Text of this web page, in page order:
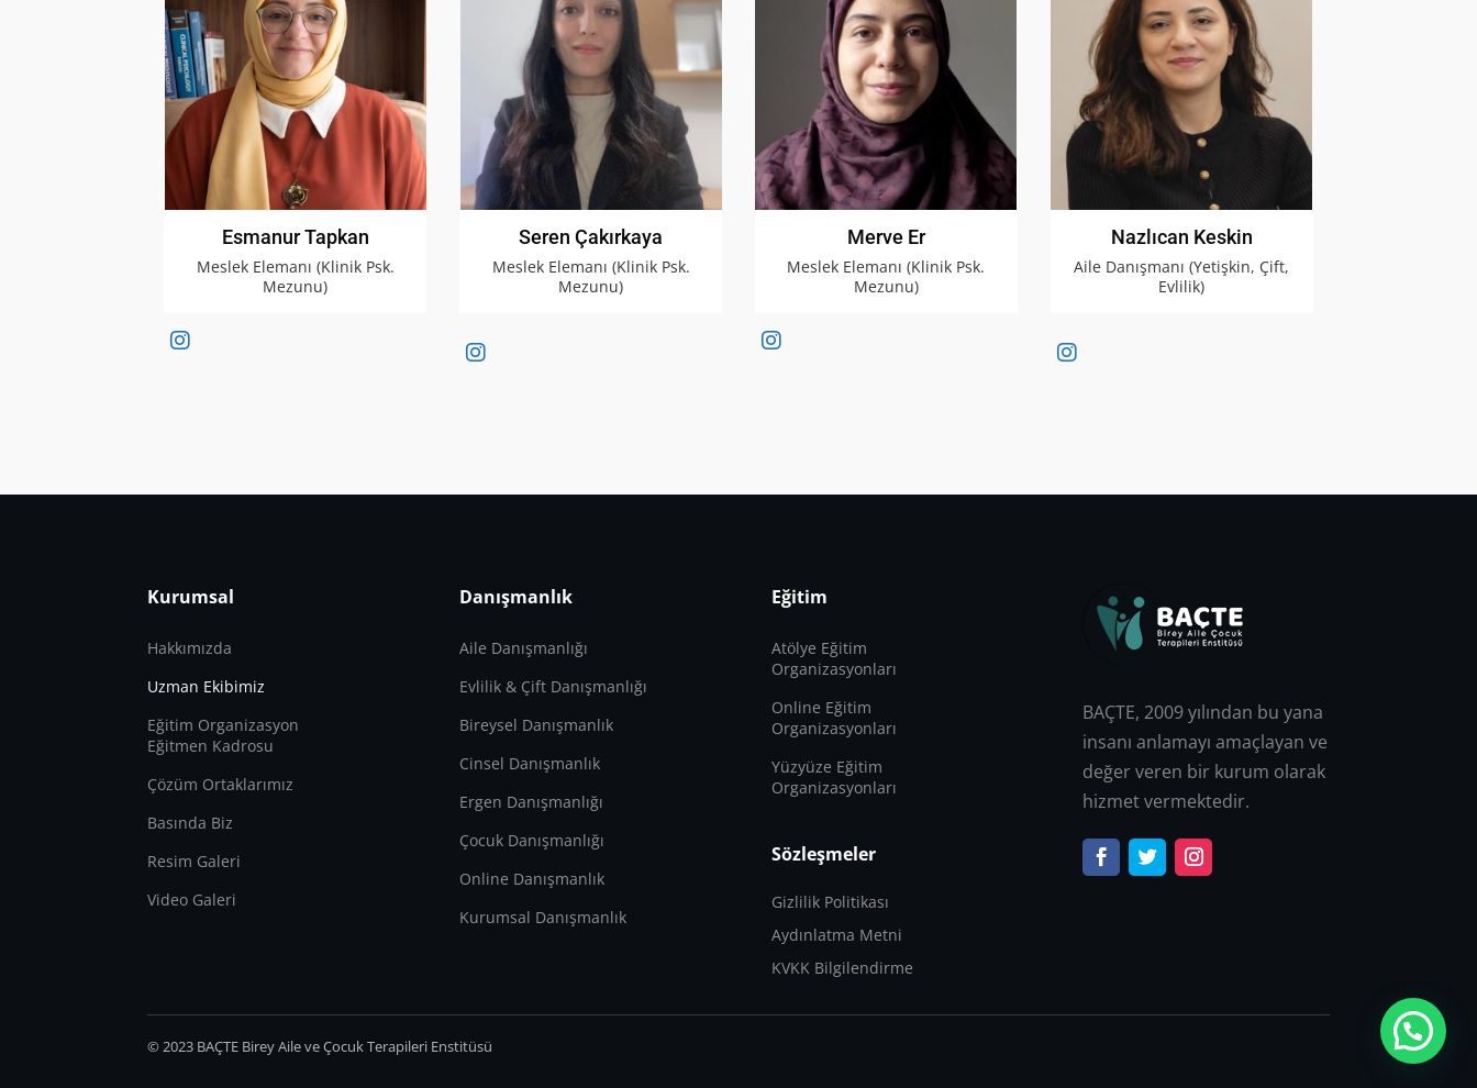
Esmanur Tapkan
Meslek Elemanı (Klinik Psk.
Mezunu)
Seren Çakırkaya
Meslek Elemanı (Klinik Psk.
Mezunu)
Merve Er
Meslek Elemanı (Klinik Psk.
Mezunu)
Nazlıcan Keskin
Aile Danışmanı (Yetişkin, Çift,
Evlilik)
Kurumsal
Hakkımızda
Uzman Ekibimiz
Eğitim Organizasyon
Eğitmen Kadrosu
Çözüm Ortaklarımız
Basında Biz
Resim Galeri
Video Galeri
Danışmanlık
Aile Danışmanlığı
Evlilik & Çift Danışmanlığı
Bireysel Danışmanlık
Cinsel Danışmanlık
Ergen Danışmanlığı
Çocuk Danışmanlığı
Online Danışmanlık
Kurumsal Danışmanlık
Eğitim
Atölye Eğitim
Organizasyonları
Online Eğitim
Organizasyonları
Yüzyüze Eğitim
Organizasyonları
Sözleşmeler
Gizlilik Politikası
Aydınlatma Metni
KVKK Bilgilendirme
BAÇTE, 2009 yılından bu yana
insanı anlamayı amaçlayan ve
değer veren bir kurum olarak
hizmet vermektedir.
© 2023 BAÇTE Birey Aile ve Çocuk Terapileri Enstitüsü